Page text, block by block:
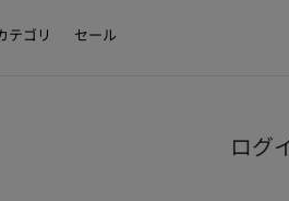
テゴリ セール
ログ